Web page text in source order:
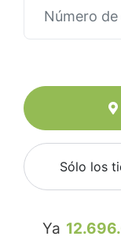
Sólo los
Ya